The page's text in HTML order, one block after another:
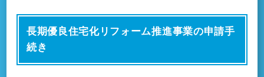
長期優良住宅化リフォーム推進事業の申請手
続き